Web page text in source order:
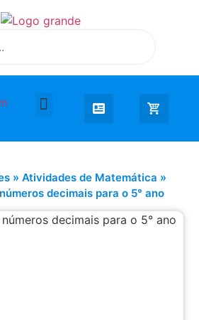
» Atividades de Matemática »
decimais para o 5° ano